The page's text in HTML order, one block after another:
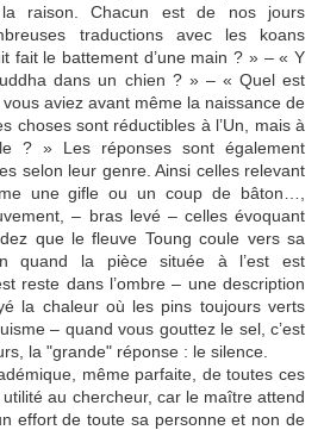
raison. Chacun est de nos jours
traductions avec les koans
fait le battement d’une main ? » – « Y
dans un chien ? » – « Quel est
aviez avant même la naissance de
choses sont réductibles à l’Un, mais à
? » Les réponses sont également
selon leur genre. Ainsi celles relevant
une gifle ou un coup de bâton…,
– bras levé – celles évoquant
que le fleuve Toung coule vers sa
quand la pièce située à l’est est
reste dans l’ombre – une description
la chaleur où les pins toujours verts
– quand vous gouttez le sel, c’est
la "grande" réponse : le silence.
même parfaite, de toutes ces
utilité au chercheur, car le maître attend
effort de toute sa personne et non de